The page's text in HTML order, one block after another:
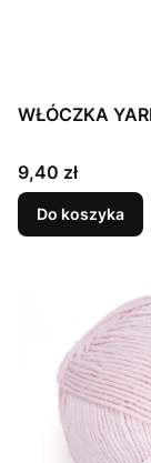
WŁÓCZKA
Cena
9,40 zł
Do koszyka